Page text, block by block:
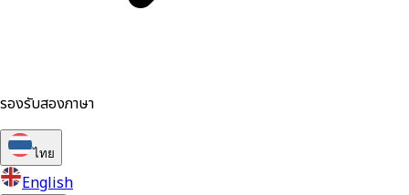
รองรับสองภาษา
ไทย
English